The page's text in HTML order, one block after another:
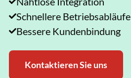
Schnellere Betriebsabläufe
Bessere Kundenbindung
Kontaktieren Sie uns